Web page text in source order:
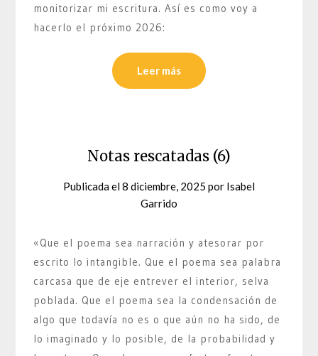
monitorizar mi escritura. Así es como voy a
hacerlo el próximo 2026:
Leer más
Notas rescatadas (6)
Publicada el8 diciembre, 2025 por Isabel
Garrido
«Que el poema sea narración y atesorar por
escrito lo intangible. Que el poema sea palabra
carcasa que de eje entrever el interior, selva
poblada. Que el poema sea la condensación de
algo que todavía no es o que aún no ha sido, de
lo imaginado y lo posible, de la probabilidad y